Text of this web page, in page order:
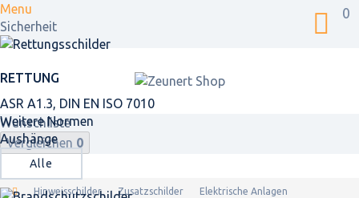
0
Menu
Sicherheit
RETTUNG
ASR A1.3, DIN EN ISO 7010
Weitere Normen
Aushänge
Alle
Wunschliste
Vergleichen 0
Hinweisschilder Zusatzschilder
Elektrische Anlagen